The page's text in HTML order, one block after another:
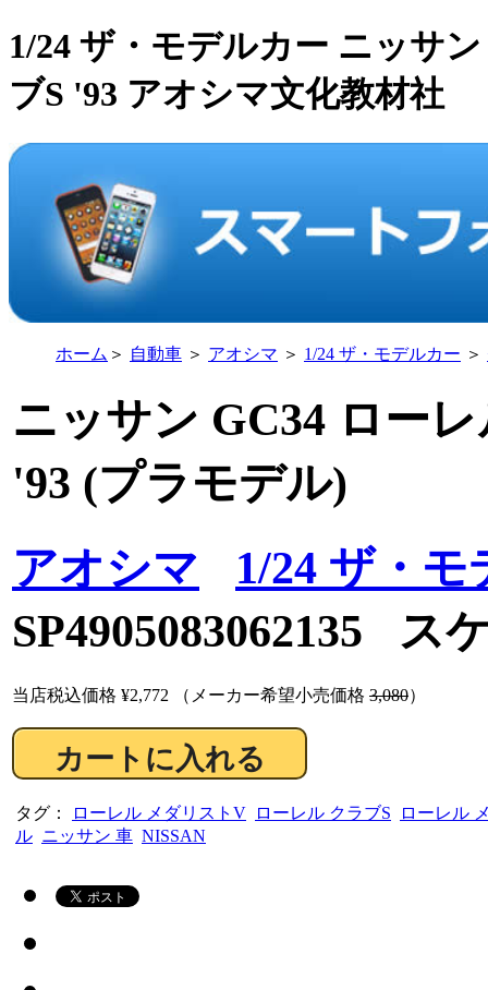
1/24 ザ・モデルカー ニッサ
ブS '93 アオシマ文化教材社
ホーム ＞ 自動車 ＞ アオシマ ＞ 1/24 ザ・モデルカー ＞
ニッサン GC34 ロー
'93 (プラモデル)
アオシマ
1/24 ザ・モ
SP4905083062135 ス
当店税込価格 ¥2,772 （メーカー希望小売価格 3,080）
タグ： ローレル メダリストV ローレル クラブS
ローレル
ル ニッサン 車 NISSAN